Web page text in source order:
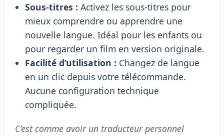
Sous-titres : Activez les sous-titres pour
mieux comprendre ou apprendre une
nouvelle langue. Idéal pour les enfants ou
pour regarder un film en version originale.
Facilité d’utilisation : Changez de langue
en un clic depuis votre télécommande.
Aucune configuration technique
compliquée.
C’est comme avoir un traducteur personnel